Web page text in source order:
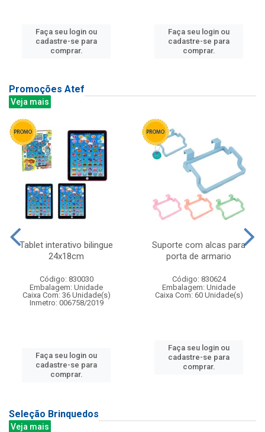
Faça seu login ou
cadastre-se para
comprar.
Faça seu login ou
cadastre-se para
comprar.
Promoções Atef
Veja mais
Tablet interativo bilingue
24x18cm
Código: 830030
Embalagem: Unidade
Caixa Com: 36 Unidade(s)
Inmetro: 006758/2019
Faça seu login ou
cadastre-se para
comprar.
Suporte com alcas para
porta de armario
Código: 830624
Embalagem: Unidade
Caixa Com: 60 Unidade(s)
Faça seu login ou
cadastre-se para
comprar.
Seleção Brinquedos
Veja mais